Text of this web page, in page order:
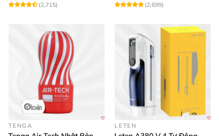
(2,715)
(2,699)
TENGA LETEN